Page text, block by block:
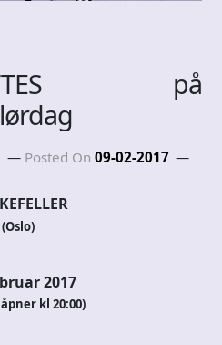
på
Posted On 09-02-2017
(Oslo)
2017
kl 20:00)